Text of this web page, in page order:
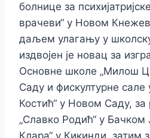
болнице за
врачеви“ у Новом
даљем улагању у
издвојен је новац за
Основне школе „Милош
Саду и фискултурне сале
Костић“ у Новом Саду,
„Славко Родић“ у